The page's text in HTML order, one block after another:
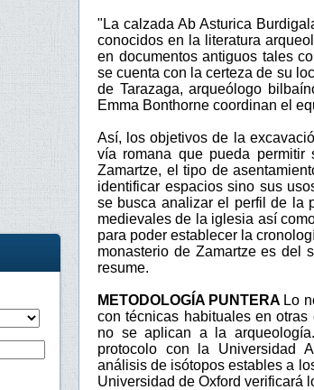
"La calzada Ab Asturica
conocidos en la literatura
en documentos antiguos tales
se cuenta con la certeza de su
de Tarazaga, arqueólogo
Emma Bonthorne coordinan el
Así, los objetivos de la
vía romana que pueda
Zamartze, el tipo de
identificar espacios sino sus
se busca analizar el perfil de la
medievales de la iglesia así
para poder establecer la
monasterio de Zamartze es del
resume.
METODOLOGÍA PUNTERA Lo
con técnicas habituales en
no se aplican a la
protocolo con la Universidad
análisis de isótopos estables a
Universidad de Oxford verificará